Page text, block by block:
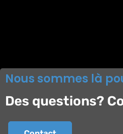
Nous sommes là
Des questions?